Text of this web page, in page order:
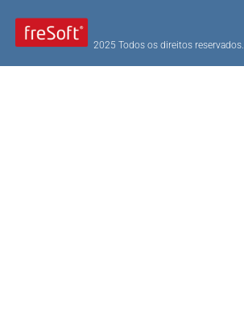
2025 Todos os direitos reservados.